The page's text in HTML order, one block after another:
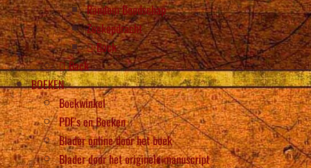
Random Boodschap
Zoekopdracht
Back
Back
BOEKEN
Boekwinkel
PDF’s en Boeken
Blader online door het boek
Blader door het originele manuscript